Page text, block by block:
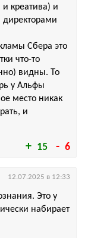
15 6
креатива) и
Сбера это
что-то
видны. То
у Альфы
место никак
и
Это у
набирает
12.07.2025 в 12:33